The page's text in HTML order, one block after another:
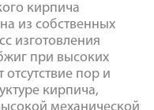
кирпича
из собственных
изготовления
при высоких
отсутствие пор и
кирпича,